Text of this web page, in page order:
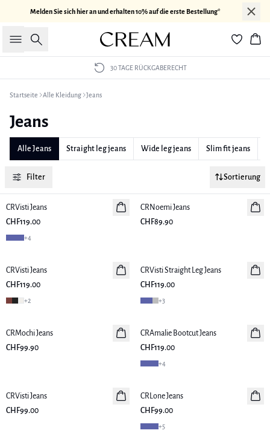
Melden Sie sich hier an und erhalten 10% auf die erste Bestellung*
Suche
30 TAGE RÜCKGABERECHT
Startseite Alle Kleidung Jeans
Jeans
Alle Jeans Straight leg jeans Wide leg jeans Slim fit jeans
Filter Sortierung
Neuheiten
CRVisti Jeans
CHF119.00
+4
Neuheiten
CRNoemi Jeans
CHF89.90
Neuheiten
CRVisti Jeans
CHF119.00
+2
Neuheiten
CRVisti Straight Leg Jeans
CHF119.00
+3
Neuheiten
CRMochi Jeans
CHF99.90
Neuheiten
CRAmalie Bootcut Jeans
CHF119.00
+4
Neuheiten
CRVisti Jeans
CHF99.00
Neuheiten
CRLone Jeans
CHF99.00
+5